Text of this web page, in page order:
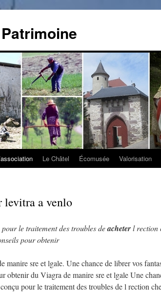
Le Châtel Écomusée Valorisation
levitra a venlo
pourle traitement des troublesdeacheterlrection
pourobtenir
manire sre et lgale. Une chance de librer vos
obtenir du Viagra de manire sre et lgale Une
pour le traitement des troubles de l rection